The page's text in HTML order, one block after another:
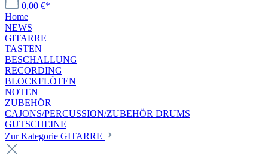
0,00 €*
Home
NEWS
GITARRE
TASTEN
BESCHALLUNG
RECORDING
BLOCKFLÖTEN
NOTEN
ZUBEHÖR
CAJONS/PERCUSSION/ZUBEHÖR DRUMS
GUTSCHEINE
Zur Kategorie GITARRE